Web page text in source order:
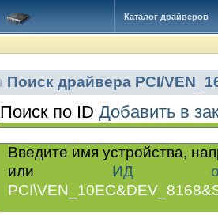
Каталог драйверов
Поиск драйвера PCI/
Поиск по ID Добавить в
Введите имя устройства,
или ИД